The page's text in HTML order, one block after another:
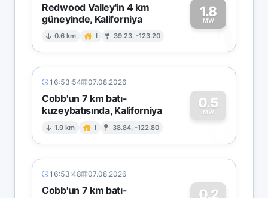
Redwood Valley'in 4 km
güneyinde, Kaliforniya
0.6 km I 39.23, -123.20
1.8
MW1
16:53:54 07.08.2026
Cobb'un 7 km batı-
kuzeybatısında, Kaliforniya
1.9 km I 38.84, -122.80
0.5
MW
0
16:53:48 07.08.2026
Cobb'un 7 km batı-
0.2